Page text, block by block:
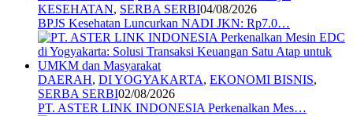
KESEHATAN, SERBA SERBI04/08/2026
BPJS Kesehatan Luncurkan NADI JKN: Rp7.0…
DAERAH, DI YOGYAKARTA, EKONOMI BISNIS,
SERBA SERBI02/08/2026
PT. ASTER LINK INDONESIA Perkenalkan Mes…